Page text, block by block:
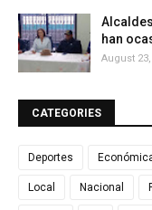
han
August
CATEGORIES
Deportes
Local Nacional